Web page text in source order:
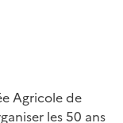
Agricole de
les 50 ans